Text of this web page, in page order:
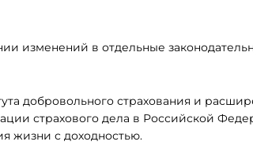
изменений в отдельные
добровольного страхования и
страхового дела в Российской
жизни с доходностью.